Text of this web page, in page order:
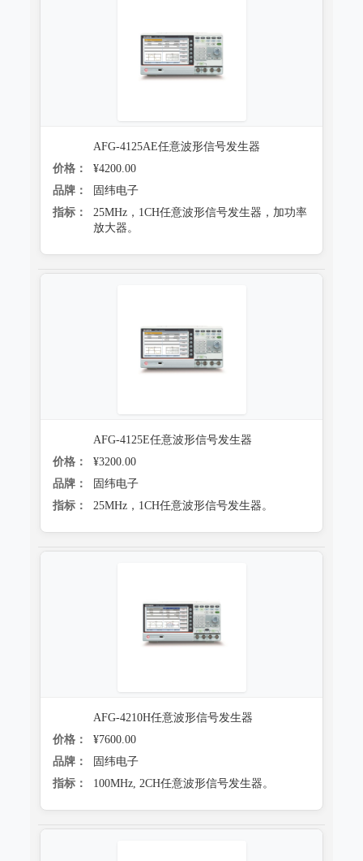
AFG-4125AE任意波形信号发生器
价格：
¥4200.00
品牌：
固纬电子
指标：
25MHz，1CH任意波形信号发生器，加功率
放大器。
AFG-4125E任意波形信号发生器
价格：
¥3200.00
品牌：
固纬电子
指标：
25MHz，1CH任意波形信号发生器。
AFG-4210H任意波形信号发生器
价格：
¥7600.00
品牌：
固纬电子
指标：
100MHz, 2CH任意波形信号发生器。